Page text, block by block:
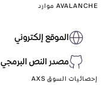
AVALANCHE موارد
الموقع إلكتروني
مصدر النص البرمجي
إحصائيات السوق AXS